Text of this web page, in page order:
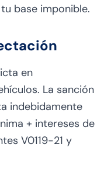
base imponible.
en
La sanción
indebidamente
+ intereses de
V0119-21 y